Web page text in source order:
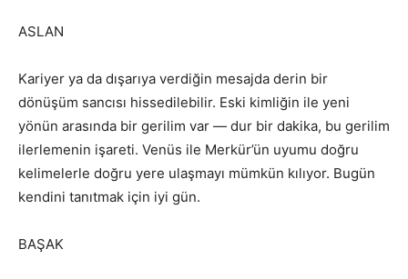
ASLAN
Kariyer ya da dışarıya verdiğin mesajda derin bir
dönüşüm sancısı hissedilebilir. Eski kimliğin ile yeni
yönün arasında bir gerilim var — dur bir dakika, bu gerilim
ilerlemenin işareti. Venüs ile Merkür’ün uyumu doğru
kelimelerle doğru yere ulaşmayı mümkün kılıyor. Bugün
kendini tanıtmak için iyi gün.
BAŞAK